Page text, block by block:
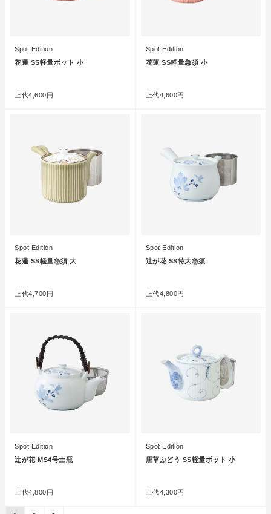
Spot Edition
花蓮 SS軽量ポット 小
上代4,600円
Spot Edition
花蓮 SS軽量急須 小
上代4,600円
Spot Edition
花蓮 SS軽量急須 大
上代4,700円
Spot Edition
辻が花 SS特大急須
上代4,800円
Spot Edition
辻が花 MS4号土瓶
上代4,800円
Spot Edition
唐草ぶどう SS軽量ポット 小
上代4,300円